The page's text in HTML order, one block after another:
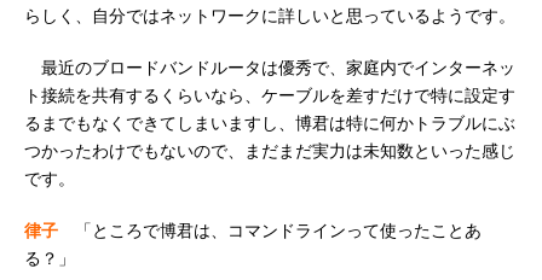
らしく、自分ではネットワークに詳しいと思っているようです。
最近のブロードバンドルータは優秀で、家庭内でインターネッ
ト接続を共有するくらいなら、ケーブルを差すだけで特に設定す
るまでもなくできてしまいますし、博君は特に何かトラブルにぶ
つかったわけでもないので、まだまだ実力は未知数といった感じ
です。
律子 「ところで博君は、コマンドラインって使ったことあ
る？」